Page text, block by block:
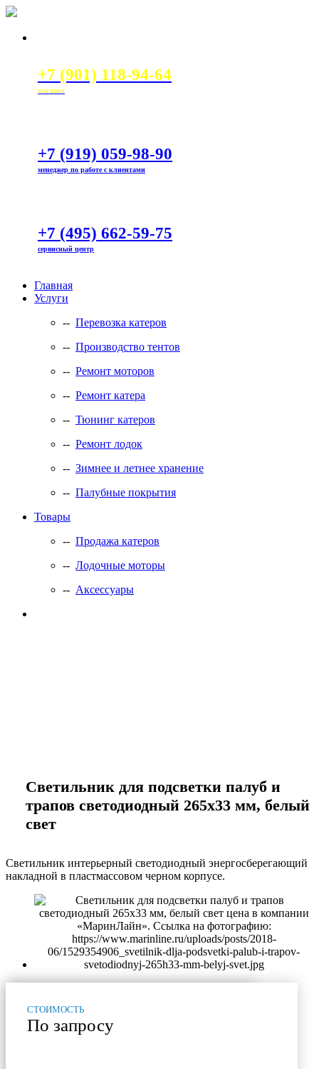
+7 (901) 118-94-64
магазин
+7 (919) 059-98-90
менеджер по работе с клиентами
+7 (495) 662-59-75
сервисный центр
Главная
Услуги
-- Перевозка катеров
-- Производство тентов
-- Ремонт моторов
-- Ремонт катера
-- Тюнинг катеров
-- Ремонт лодок
-- Зимнее и летнее хранение
-- Палубные покрытия
Товары
-- Продажа катеров
-- Лодочные моторы
-- Аксессуары
Светильник для подсветки палуб и
трапов светодиодный 265х33 мм, белый
свет
Светильник интерьерный светодиодный энергосберегающий
накладной в пластмассовом черном корпусе.
СТОИМОСТЬ
По запросу